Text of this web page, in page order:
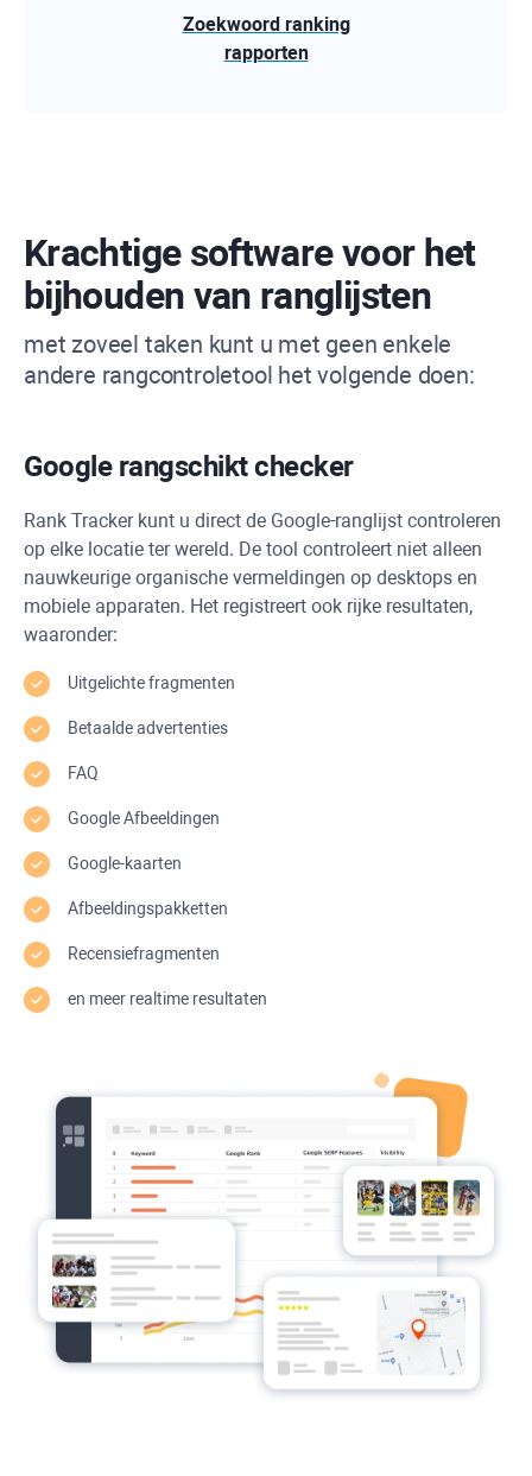
Zoekwoord ranking
rapporten
Krachtige software voor het
bijhouden van ranglijsten
met zoveel taken kunt u met geen enkele
andere rangcontroletool het volgende doen:
Google rangschikt checker
Rank Trackerkunt u direct de Google-ranglijst controleren
op elke locatie ter wereld. De tool controleert niet alleen
nauwkeurige organische vermeldingen op desktops en
mobiele apparaten. Het registreert ook rijke resultaten,
waaronder:
Uitgelichte fragmenten
Betaalde advertenties
FAQ
Google Afbeeldingen
Google-kaarten
Afbeeldingspakketten
Recensiefragmenten
en meer realtime resultaten